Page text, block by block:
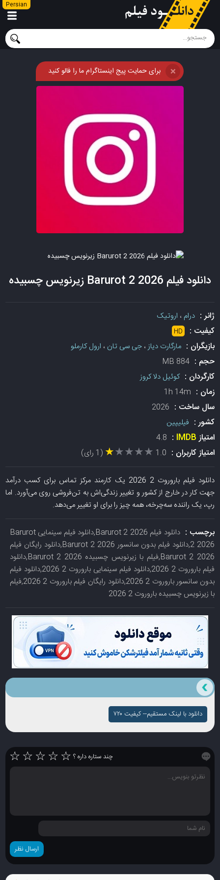
Persian
برای حمایت پیج اینستاگرام ما را فالو کنید ❌
دانلود فیلم Barurot 2 2026 زیرنویس چسبیده
ژانر :درام ، اروتیک
کیفیت : HD
بازیگران :مارگارت دیاز،جی سی تان ، ارول کارملو
حجم :884 MB
کارگردان :کوئیل دلا کروز
زمان : 1h 14m
سال ساخت : 2026
کشور : فیلیپین
امتیازIMDB
:
4.8
امتیاز کاربران : 1.0
★★★★★
★★★★★ (1 رای)
دانلود فیلم باروروت 2 2026 یک کارمند مرکز تماس برای کسب درآمد
جهت کار در خارج از کشور و تغییر زندگی‌اش به تن‌فروشی روی می‌آورد. اما
رپ، یک راننده سه‌چرخه، همه چیز را برای او تغییر می‌دهد.
برچسب :
دانلود فیلم Barurot 2 2026,دانلود فیلم سینمایی Barurot
2 2026,دانلود فیلم بدون سانسور Barurot 2 2026,دانلود رایگان فیلم
Barurot 2 2026,فیلم با زیرنویس چسبیده Barurot 2 2026,دانلود
فیلم باروروت 2 2026,دانلود فیلم سینمایی باروروت 2 2026,دانلود فیلم
بدون سانسور باروروت 2 2026,دانلود رایگان فیلم باروروت 2 2026,فیلم
با زیرنویس چسبیده باروروت 2 2026
دانلود با لینک مستقیم-- کیفیت ۷۲۰
چند ستاره داره ؟ ☆
☆
☆
☆
☆